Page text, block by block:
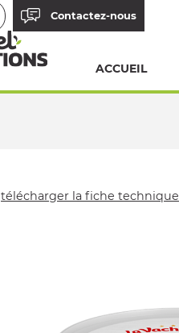
Contactez-nous
ACCUEIL
télécharger la fiche technique